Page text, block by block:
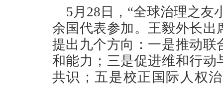
5月28日，“全球治理之友
余国代表参加。王毅外长
提出九个方向：一是推动
和能力；三是促进维和行
共识；五是校正国际人权